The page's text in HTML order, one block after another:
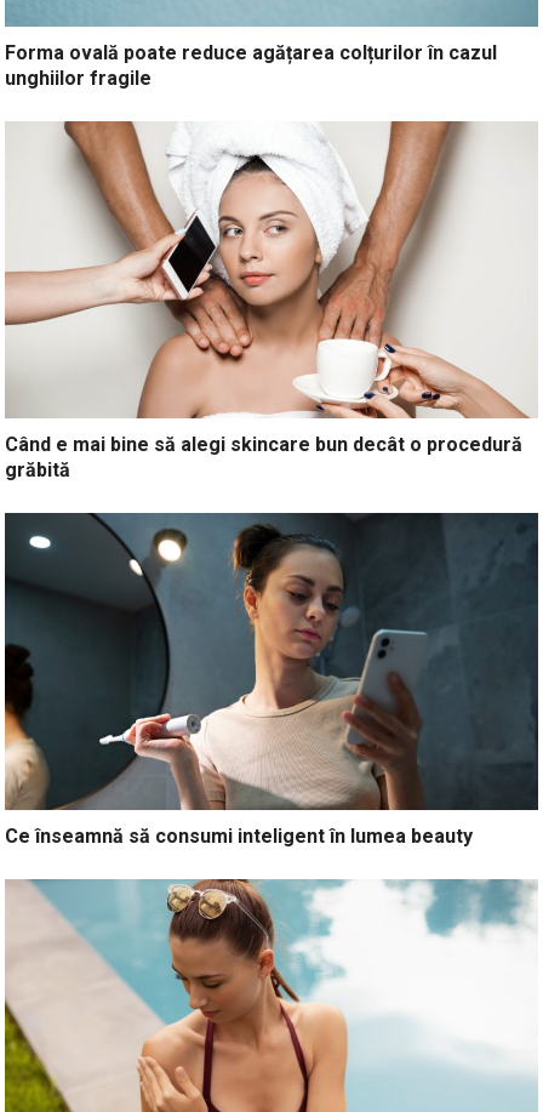
Forma ovală poate reduce agățarea colțurilor în cazul
unghiilor fragile
Când e mai bine să alegi skincare bun decât o procedură
grăbită
Ce înseamnă să consumi inteligent în lumea beauty